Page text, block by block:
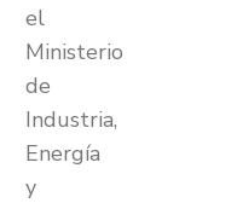
el
Ministerio
de
Industria,
Energía
y